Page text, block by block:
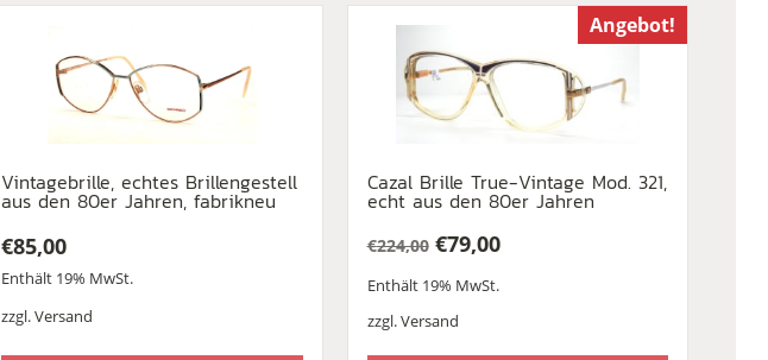
Vintagebrille, echtes Brillengestell
aus den 80er Jahren, fabrikneu
€85,00
Enthält 19% MwSt.
zzgl.Versand
Angebot!
Cazal Brille True-Vintage Mod. 321,
echt aus den 80er Jahren
€224,00
Preis
war:
€79,00
Preis
ist:
Enthält 19% MwSt.
zzgl.Versand